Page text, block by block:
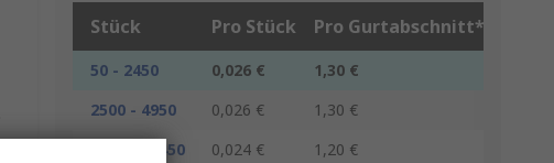
Stück Pro Stück Pro Gurtabschnitt*
50 - 2450 0,026 €
1,30 €
2500 - 4950
0,026 €
1,30 €
5000 - 12450
0,024 €
1,20 €